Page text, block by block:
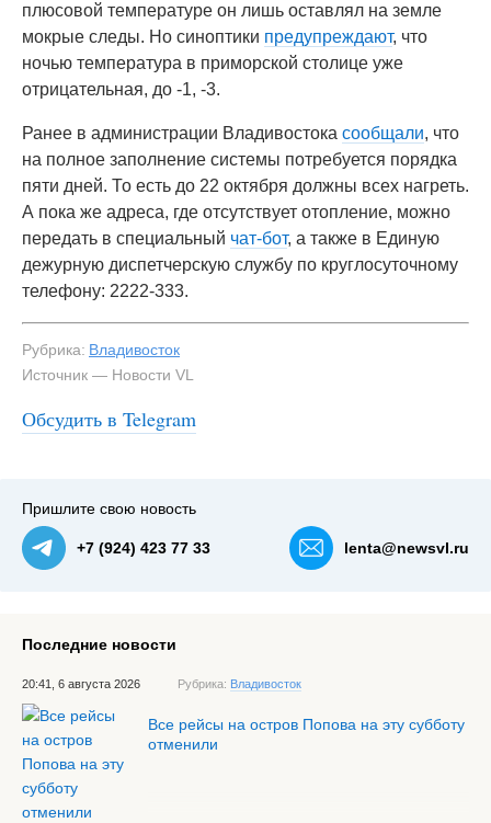
плюсовой температуре он лишь оставлял на земле
мокрые следы. Но синоптики предупреждают, что
ночью температура в приморской столице уже
отрицательная, до -1, -3.
Ранее в администрации Владивостока сообщали, что
на полное заполнение системы потребуется порядка
пяти дней. То есть до 22 октября должны всех нагреть.
А пока же адреса, где отсутствует отопление, можно
передать в специальный чат-бот, а также в Единую
дежурную диспетчерскую службу по круглосуточному
телефону: 2222-333.
Рубрика: Владивосток
Источник — Новости VL
Обсудить в Telegram
#2Данные на 20:00 19 октября — NewsVL.ru
Пришлите свою новость
+7 (924) 423 77 33 lenta@newsvl.ru
Последние новости
20:41, 6 августа 2026 Рубрика: Владивосток
Все рейсы на остров Попова на эту субботу
отменили